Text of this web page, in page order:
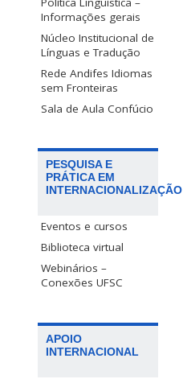
Informações gerais
Núcleo Institucional de
Línguas e Tradução
Rede Andifes Idiomas
sem Fronteiras
Sala de Aula Confúcio
PESQUISA E
PRÁTICA EM
INTERNACIONALIZAÇÃO
Eventos e cursos
Biblioteca virtual
Webinários –
Conexões UFSC
APOIO
INTERNACIONAL